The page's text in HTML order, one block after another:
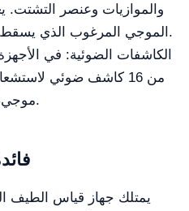
والموازيات وعنصر التشتت.
الموجي المرغوب الذي يسقط أو ينعكس من التجميع.
الكاشفات الضوئية: في
موجي، تغطي الطيف المرئي.
يمتلك جهاز قياس الطيف